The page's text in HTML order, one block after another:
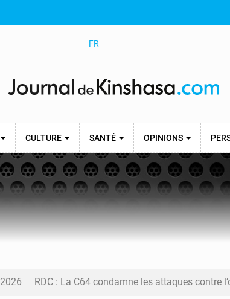
FR
CULTURE SANTÉ OPINIONS
RDC : La C64 condamne les attaques contre l’opposition et maintient la date butoir du 15